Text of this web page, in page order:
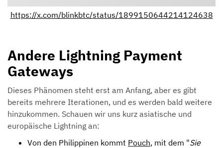
https://x.com/blinkbtc/status/1899150644214124638
Andere Lightning Payment
Gateways
Dieses Phänomen steht erst am Anfang, aber es gibt
bereits mehrere Iterationen, und es werden bald weitere
hinzukommen. Schauen wir uns kurz asiatische und
europäische Lightning an:
Von den Philippinen kommt Pouch, mit dem "Sie